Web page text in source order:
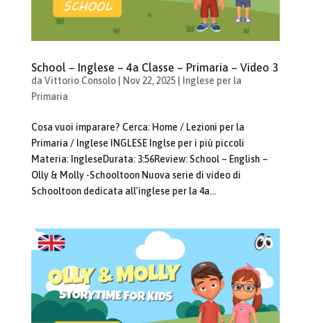
School – Inglese – 4a Classe – Primaria – Video 3
da Vittorio Consolo| Nov 22, 2025| Inglese per la
Primaria
Cosa vuoi imparare? Cerca: Home / Lezioni per la
Primaria / Inglese INGLESE Inglse per i più piccoli
Materia: IngleseDurata: 3:56Review: School – English –
Olly & Molly -Schooltoon Nuova serie di video di
Schooltoon dedicata all’inglese per la 4a...